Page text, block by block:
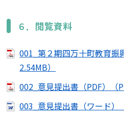
６．閲覧資料
001_第２期四万十町教育振
2.54MB）
002_意見提出書（PDF）（
003_意見提出書（ワード）